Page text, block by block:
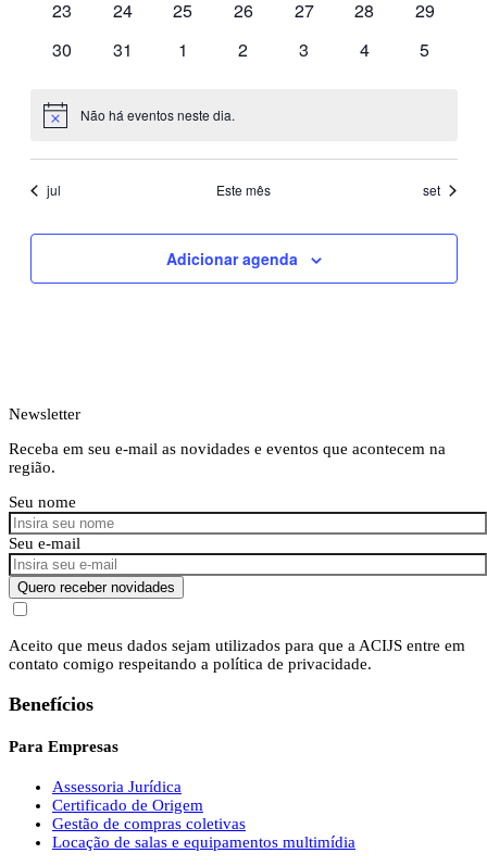
0
23
0
24
0
25
0
26
0
27
0
28
0
29
0
30
0
31
0
1
0
2
0
3
0
4
0
5
Notice Não há eventos neste dia.
jul Este mês set
Adicionar agenda
Newsletter
Receba em seu e-mail as novidades e eventos que acontecem na
região.
Seu nome
Seu e-mail
Quero receber novidades
Aceito que meus dados sejam utilizados para que a ACIJS entre em
contato comigo respeitando a política de privacidade.
Benefícios
Para Empresas
Assessoria Jurídica
Certificado de Origem
Gestão de compras coletivas
Locação de salas e equipamentos multimídia